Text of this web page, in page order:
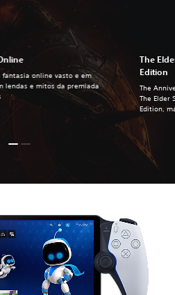
fantasia online vasto e em
lendas e mitos da premiada
The
Edition
The
The Elder
Edition,